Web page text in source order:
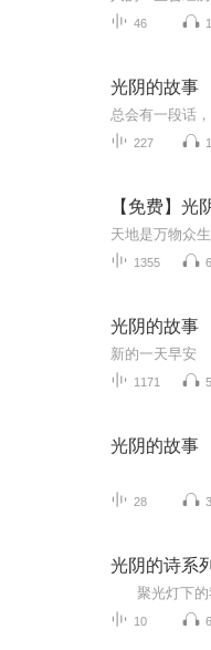
46
光阴的故事
227
【免费】光
1355
光阴的故事
新的一天早安
1171
光阴的故事
28
光阴的诗系列
10